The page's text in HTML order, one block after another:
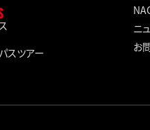
スツアー
ニ
お